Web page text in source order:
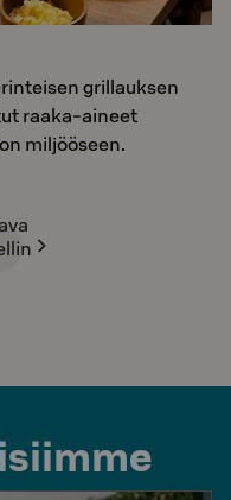
grillauksen
raaka-aineet
miljööseen.